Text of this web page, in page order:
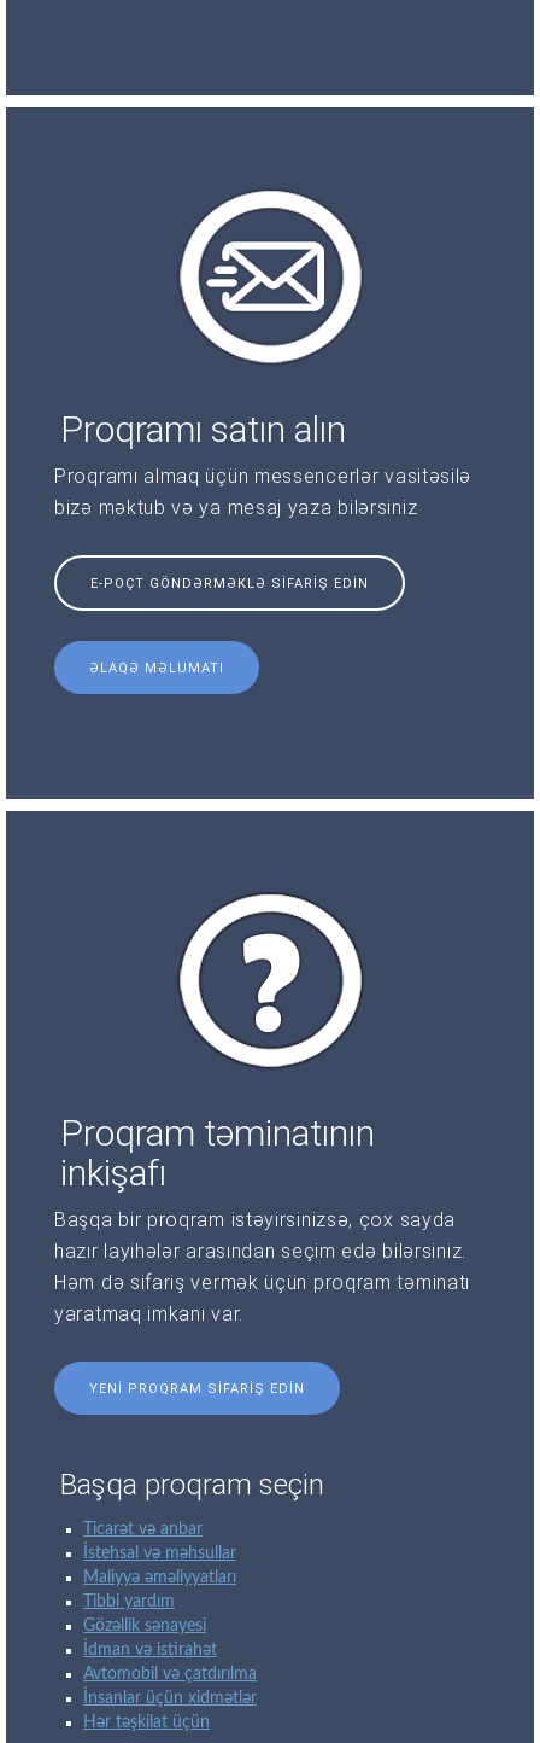
Proqramı satın alın
Proqramı almaq üçün messencerlər vasitəsilə
bizə məktub və ya mesaj yaza bilərsiniz
E-POÇT GÖNDƏRMƏKLƏ SIFARIŞ EDIN
ƏLAQƏ MƏLUMATI
Proqram təminatının
inkişafı
Başqa bir proqram istəyirsinizsə, çox sayda
hazır layihələr arasından seçim edə bilərsiniz.
Həm də sifariş vermək üçün proqram təminatı
yaratmaq imkanı var.
YENI PROQRAM SIFARIŞ EDIN
Başqa proqram seçin
Ticarət və anbar
İstehsal və məhsullar
Maliyyə əməliyyatları
Tibbi yardım
Gözəllik sənayesi
İdman və istirahət
Avtomobil və çatdırılma
İnsanlar üçün xidmətlər
Hər təşkilat üçün